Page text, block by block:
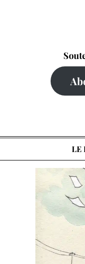
LE